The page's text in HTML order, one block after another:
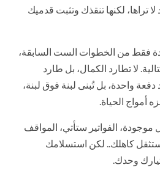
تراها، لكنها تنقذك وتثبت قدميك
فقط من الخطوات الست السابقة،
لا تطارد الكمال، بل طارد
دفعة واحدة، بل تُبنى لبنة فوق لبنة،
أمواج الحياة.
الفواتير ستأتي، المواقف
كاهلك.. لكن استسلامك
وحدك.